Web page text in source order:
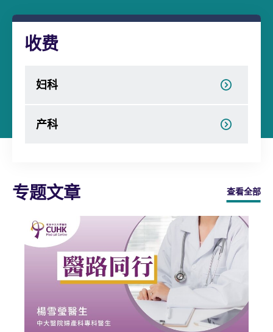
收费
妇科
产科
专题文章 查看全部